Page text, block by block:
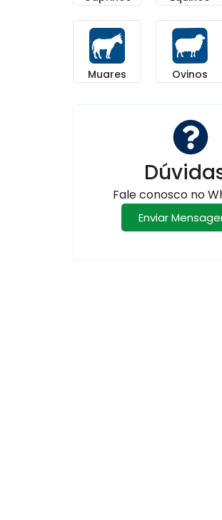
Muares Ovinos
Fale conosco no
Enviar